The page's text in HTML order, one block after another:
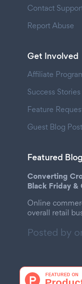
Contact
Report Abuse
Get Involved
Affiliate
Success Stories
Feature
Guest Blog Post
Featured
Converting
Black Friday
Online
overall retail
Posted by